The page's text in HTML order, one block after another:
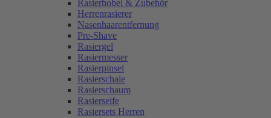
Rasierhobel & Zubehör
Herrenrasierer
Nasenhaarentfernung
Pre-Shave
Rasiergel
Rasiermesser
Rasierpinsel
Rasierschale
Rasierschaum
Rasierseife
Rasiersets Herren